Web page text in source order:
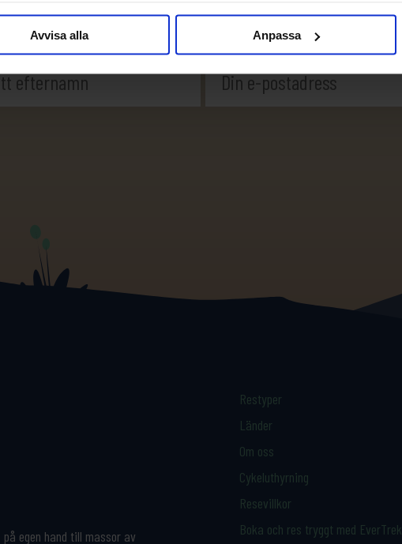
Avvisa alla Anpassa
egen hand till massor av
Restyper
Länder
Om oss
Cykeluthyrning
Resevillkor
Boka och res tryggt med EverTrek